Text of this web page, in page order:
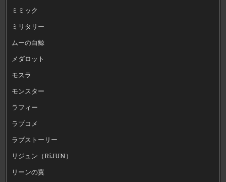
ミミック
ミリタリー
ムーの白鯨
メダロット
モスラ
モンスター
ラフィー
ラブコメ
ラブストーリー
リジュン（RiJUN）
リーンの翼